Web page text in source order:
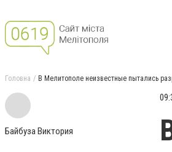
Головна В Мелитополе неизвестные пытались
Байбуза Виктория